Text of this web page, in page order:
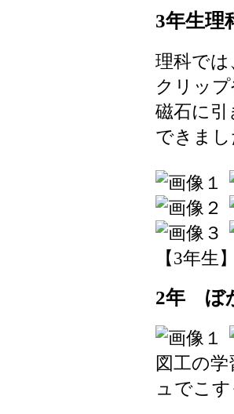
3年生
理科で
クリッ
磁石に
できまし
【3年生
2年 ぼ
図工の
ュでこ